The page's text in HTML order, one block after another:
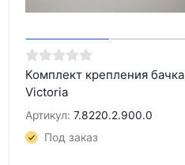
Комплект крепления бачка
Victoria
Артикул: 7.8220.2.900.0
Под заказ